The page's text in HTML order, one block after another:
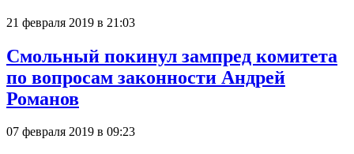
21 февраля 2019 в 21:03
Смольный покинул зампред комитета
по вопросам законности Андрей
Романов
07 февраля 2019 в 09:23